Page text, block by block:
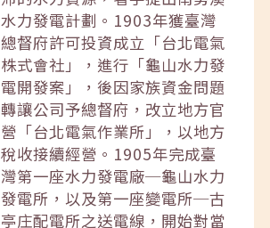
水力發電計劃。1903年獲臺灣
總督府許可投資成立「台北電氣
株式會社」，進行「龜山水力發
電開發案」，後因家族資金問題
轉讓公司予總督府，改立地方官
營「台北電氣作業所」，以地方
稅收接續經營。1905年完成臺
灣第一座水力發電廠─龜山水力
發電所，以及第一座變電所─古
亭庄配電所之送電線，開始對當